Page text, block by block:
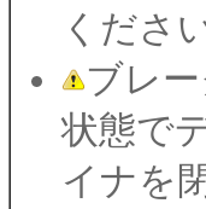
くださ
ブレ
状態で
イナを